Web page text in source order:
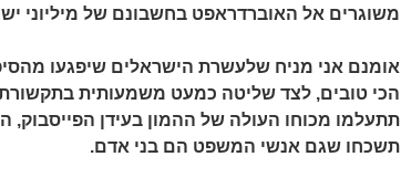
משוגרים אל האוברדראפט בחשבונם של מיליוני
אומנם אני מניח שלעשרת הישראלים שיפגעו
הכי טובים, לצד שליטה כמעט משמעותית
תתעלמו מכוחו העולה של ההמון בעידן הפייסבוק,
תשכחו שגם אנשי המשפט הם בני אדם.